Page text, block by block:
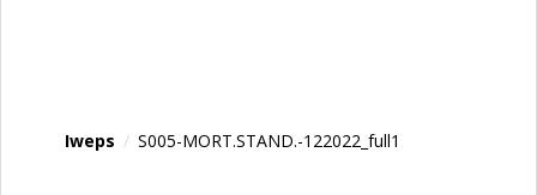
Iweps / S005-MORT.STAND.-122022_full1